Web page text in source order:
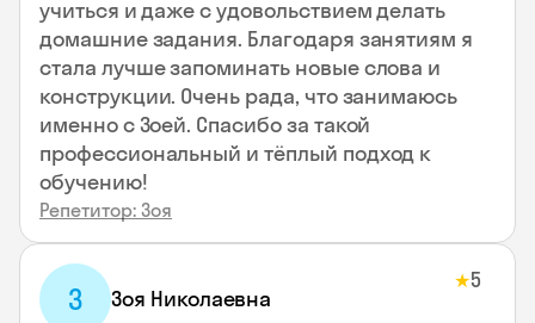
учиться и даже с удовольствием делать
домашние задания. Благодаря занятиям я
стала лучше запоминать новые слова и
конструкции. Очень рада, что занимаюсь
именно с Зоей. Спасибо за такой
профессиональный и тёплый подход к
обучению!
Репетитор: Зоя
З Зоя Николаевна
★5